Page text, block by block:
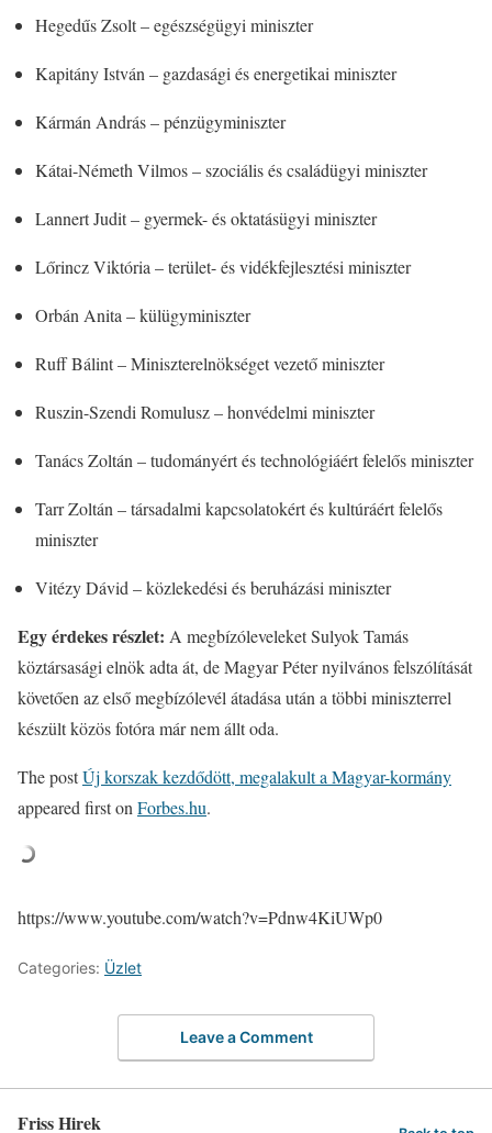
Hegedűs Zsolt – egészségügyi miniszter
Kapitány István – gazdasági és energetikai miniszter
Kármán András – pénzügyminiszter
Kátai-Németh Vilmos – szociális és családügyi miniszter
Lannert Judit – gyermek- és oktatásügyi miniszter
Lőrincz Viktória – terület- és vidékfejlesztési miniszter
Orbán Anita – külügyminiszter
Ruff Bálint – Miniszterelnökséget vezető miniszter
Ruszin-Szendi Romulusz – honvédelmi miniszter
Tanács Zoltán – tudományért és technológiáért felelős miniszter
Tarr Zoltán – társadalmi kapcsolatokért és kultúráért felelős
miniszter
Vitézy Dávid – közlekedési és beruházási miniszter
Egy érdekes részlet: A megbízóleveleket Sulyok Tamás
köztársasági elnök adta át, de Magyar Péter nyilvános felszólítását
követően az első megbízólevél átadása után a többi miniszterrel
készült közös fotóra már nem állt oda.
The postÚj korszak kezdődött, megalakult a Magyar-kormány
appeared first on Forbes.hu.
https://www.youtube.com/watch?v=Pdnw4KiUWp0
Categories: Üzlet
Leave a Comment
Friss Hirek